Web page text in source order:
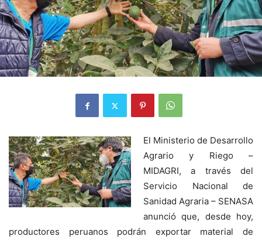
El Ministerio de Desarrollo
Agrario y Riego –
MIDAGRI, a través del
Servicio Nacional de
Sanidad Agraria – SENASA
anunció que, desde hoy,
productores peruanos podrán exportar material de